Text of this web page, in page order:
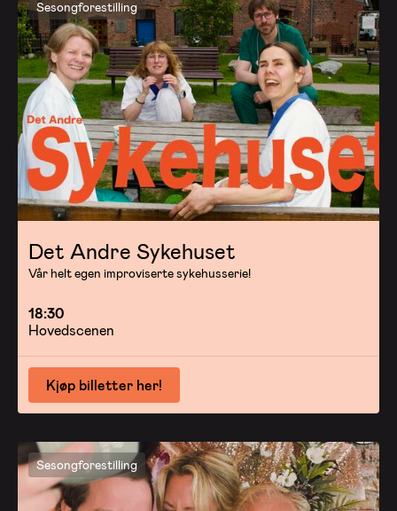
Sesongforestilling
Det Andre Sykehuset
Vår helt egen improviserte sykehusserie!
18:30
Hovedscenen
Kjøp billetter her!
Sesongforestilling